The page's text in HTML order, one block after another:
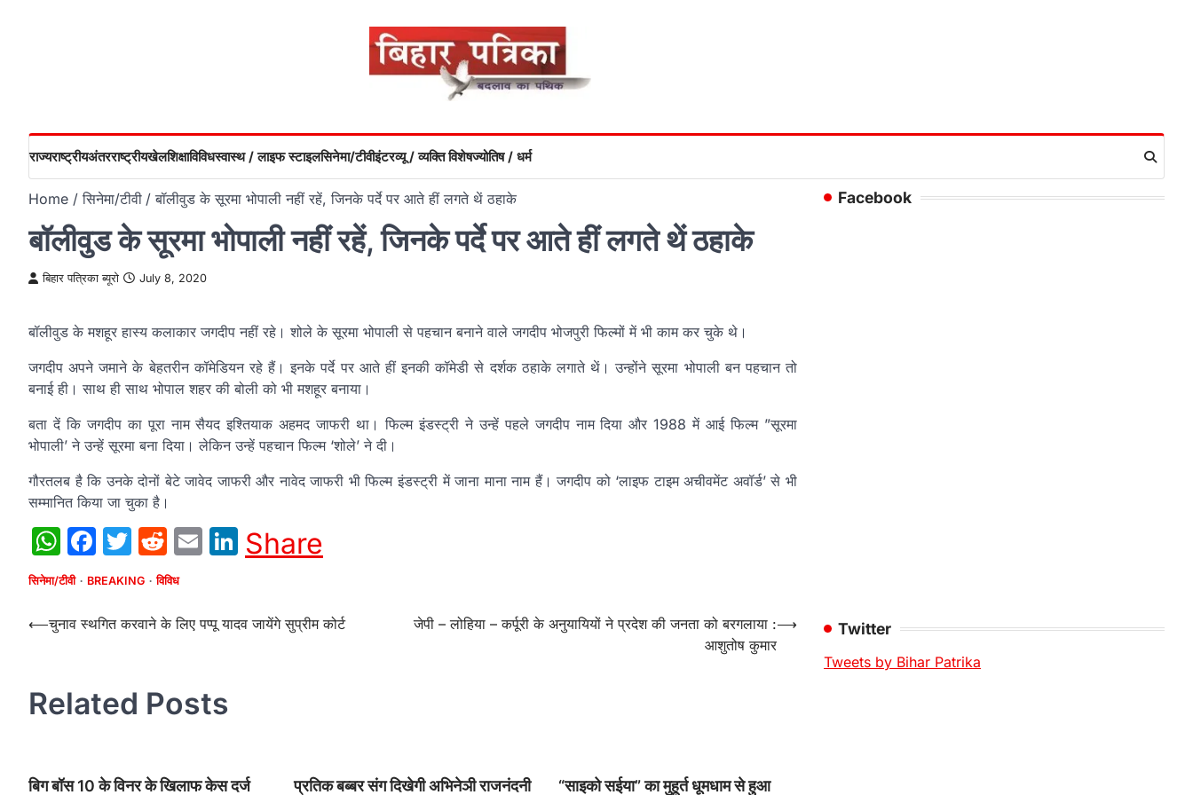
राज्यराष्ट्रीयअंतरराष्ट्रीयखेलशिक्षाविविधस्वास्थ / लाइफ स्टाइलसिनेमा/टीवीइंटरव्यू / व्यक्ति विशेषज्योतिष / धर्म
Home सिनेमा/टीवी बॉलीवुड के सूरमा भोपाली नहीं रहें, जिनके पर्दे पर आते हीं लगते थें ठहाके
बॉलीवुड के सूरमा भोपाली नहीं रहें, जिनके पर्दे पर आते हीं लगते थें ठहाके
बिहार पत्रिका ब्यूरो July 8, 2020
बॉलीवुड के मशहूर हास्य कलाकार जगदीप नहीं रहे। शोले के सूरमा भोपाली से पहचान बनाने वाले जगदीप भोजपुरी फिल्मों में भी काम कर चुके थे।
जगदीप अपने जमाने के बेहतरीन कॉमेडियन रहे हैं। इनके पर्दे पर आते हीं इनकी कॉमेडी से दर्शक ठहाके लगाते थें। उन्होंने सूरमा भोपाली बन पहचान तो
बनाई ही। साथ ही साथ भोपाल शहर की बोली को भी मशहूर बनाया।
बता दें कि जगदीप का पूरा नाम सैयद इश्तियाक अहमद जाफरी था। फिल्म इंडस्ट्री ने उन्हें पहले जगदीप नाम दिया और 1988 में आई फिल्म ”सूरमा
भोपाली’ ने उन्हें सूरमा बना दिया। लेकिन उन्हें पहचान फिल्म ‘शोले’ ने दी।
गौरतलब है कि उनके दोनों बेटे जावेद जाफरी और नावेद जाफरी भी फिल्म इंडस्ट्री में जाना माना नाम हैं। जगदीप को ‘लाइफ टाइम अचीवमेंट अवॉर्ड’ से भी
सम्मानित किया जा चुका है।
WhatsApp
Facebook
Twitter
Reddit
EmailLinkedIn
Share
सिनेमा/टीवी BREAKING विविध
Post
⟵चुनाव स्थगित करवाने के लिए पप्पू यादव जायेंगे सुप्रीम कोर्ट
जेपी – लोहिया – कर्पूरी के अनुयायियों ने प्रदेश की जनता को बरगलाया :
आशुतोष कुमार
⟶
Related Posts
बिग बॉस 10 के विनर के खिलाफ केस दर्ज प्रतिक बब्बर संग दिखेगी अभिनेञी राजनंदनी “साइको सईया” का मुहूर्त धूमधाम से हुआ
Facebook
Twitter
Tweets by Bihar Patrika